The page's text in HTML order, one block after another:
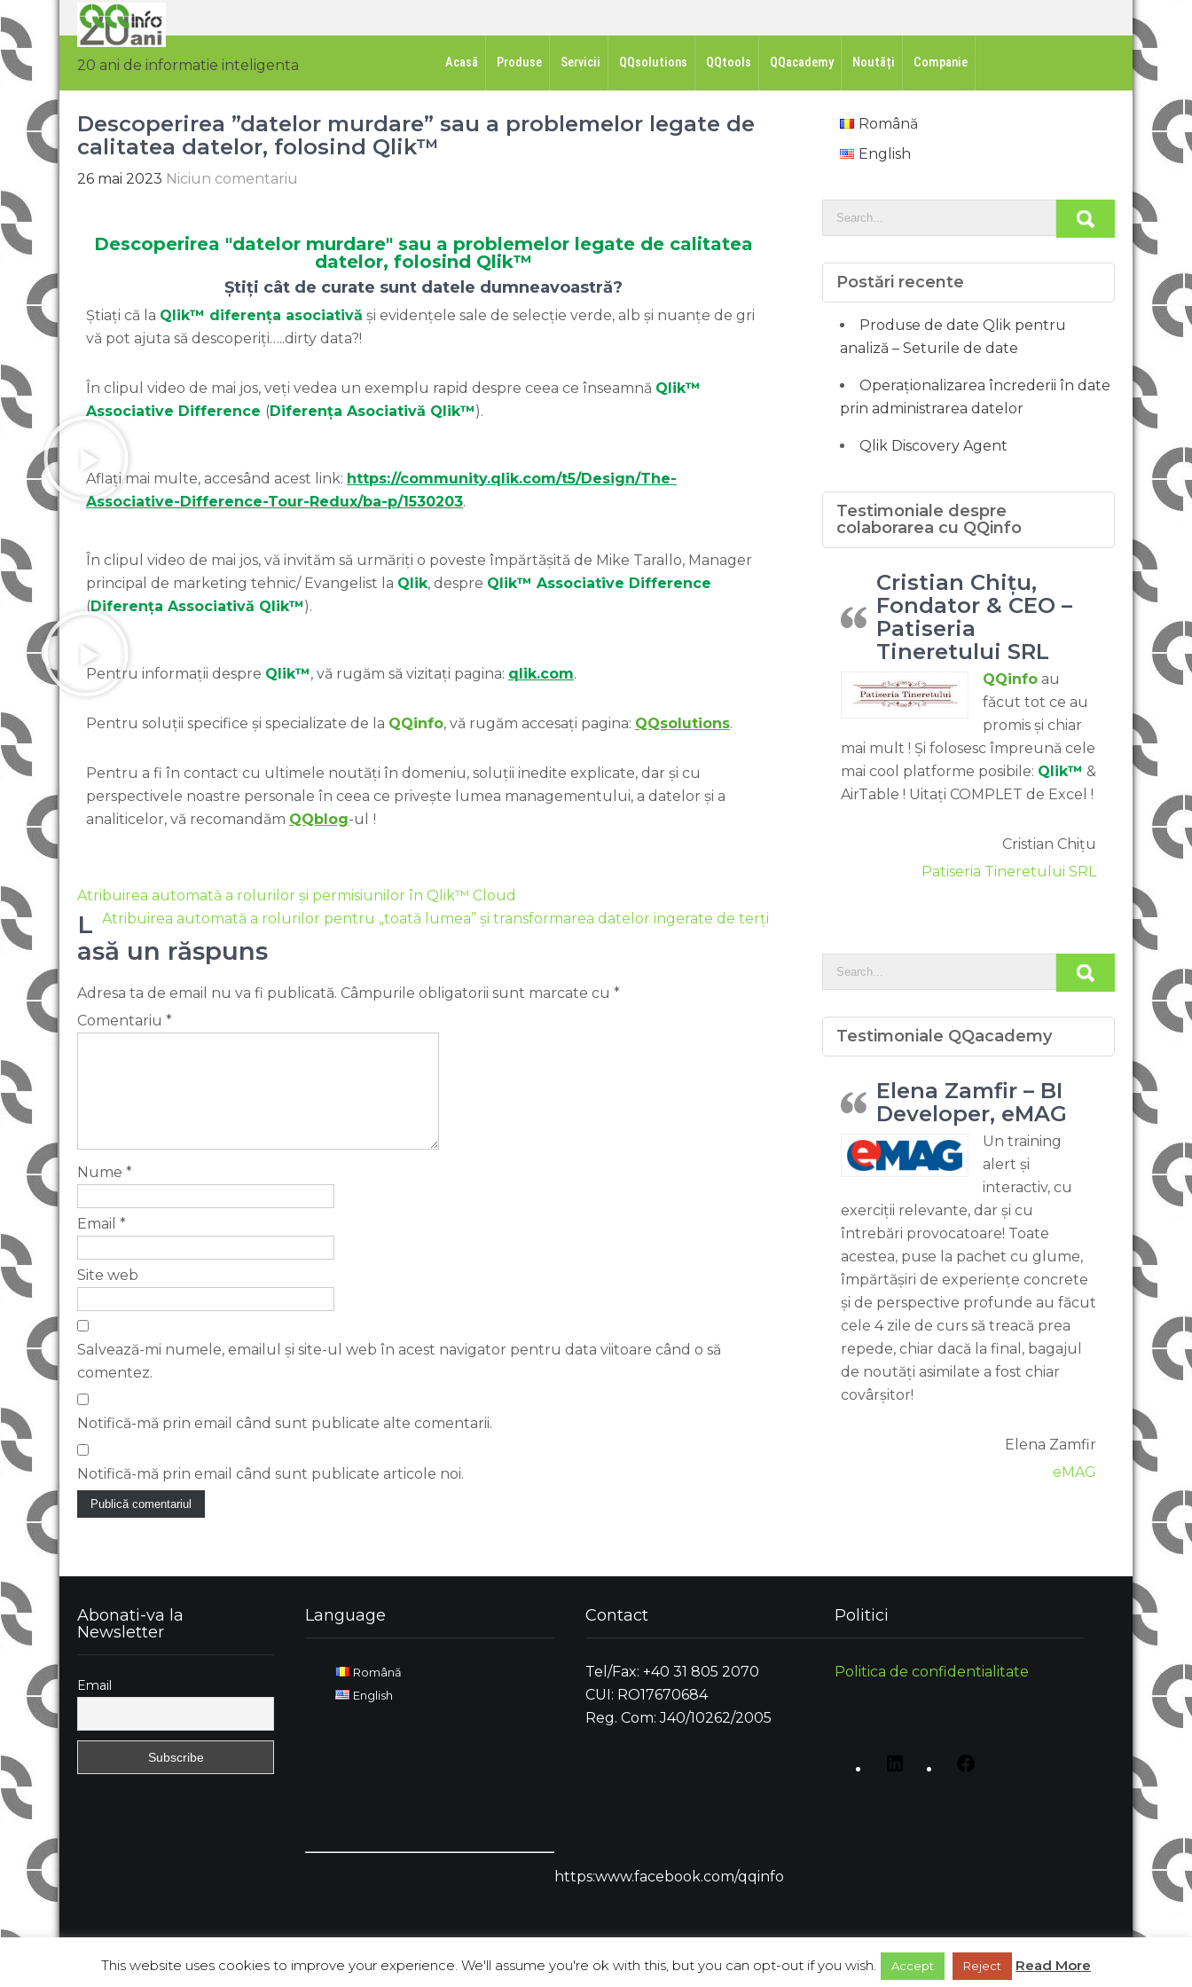
20 ani de informatie inteligenta Acasă Produse Servicii QQsolutions QQtools QQacademy Noutăți Companie
Descoperirea ”datelor murdare” sau a problemelor legate de
calitatea datelor, folosind Qlik™
26 mai 2023 Niciun comentariu
Descoperirea "datelor murdare" sau a problemelor legate de calitatea
datelor, folosind Qlik™
Știți cât de curate sunt datele dumneavoastră?
Știați că la Qlik™ diferența asociativă și evidențele sale de selecție verde, alb și nuanțe de gri
vă pot ajuta să descoperiți…..dirty data?!
În clipul video de mai jos, veți vedea un exemplu rapid despre ceea ce înseamnă Qlik™
Associative Difference (Diferența Asociativă Qlik™).
Aflați mai multe, accesând acest link: https://community.qlik.com/t5/Design/The-
Associative-Difference-Tour-Redux/ba-p/1530203.
În clipul video de mai jos, vă invităm să urmăriți o poveste împărtășită de Mike Tarallo, Manager
principal de marketing tehnic/ Evangelist la Qlik, despre Qlik™ Associative Difference
(Diferența Associativă Qlik™).
Pentru informații despre Qlik™, vă rugăm să vizitați pagina: qlik.com.
Pentru soluții specifice și specializate de la QQinfo, vă rugăm accesați pagina: QQsolutions.
Pentru a fi în contact cu ultimele noutăți în domeniu, soluții inedite explicate, dar și cu
perspectivele noastre personale în ceea ce privește lumea managementului, a datelor și a
analiticelor, vă recomandăm QQblog-ul !
Atribuirea automată a rolurilor și permisiunilor în Qlik™ Cloud
Atribuirea automată a rolurilor pentru „toată lumea” și transformarea datelor ingerate de terți
L
asă un răspuns
Adresa ta de email nu va fi publicată. Câmpurile obligatorii sunt marcate cu *
Comentariu *
Nume *
Email *
Site web
Salvează-mi numele, emailul și site-ul web în acest navigator pentru data viitoare când o să
comentez.
Notifică-mă prin email când sunt publicate alte comentarii.
Notifică-mă prin email când sunt publicate articole noi.
Română
English
Postări recente
Produse de date Qlik pentru
analiză – Seturile de date
Operaționalizarea încrederii în date
prin administrarea datelor
Qlik Discovery Agent
Testimoniale despre
colaborarea cu QQinfo
Cristian Chițu,
Fondator & CEO –
Patiseria
Tineretului SRL
QQinfo au
făcut tot ce au
promis și chiar
mai mult ! Și folosesc împreună cele
mai cool platforme posibile: Qlik™ &
AirTable ! Uitați COMPLET de Excel !
Cristian Chițu
Patiseria Tineretului SRL
Testimoniale QQacademy
Elena Zamfir – BI
Developer, eMAG
Un training
alert și
interactiv, cu
exerciții relevante, dar și cu
întrebări provocatoare! Toate
acestea, puse la pachet cu glume,
împărtășiri de experiențe concrete
și de perspective profunde au făcut
cele 4 zile de curs să treacă prea
repede, chiar dacă la final, bagajul
de noutăți asimilate a fost chiar
covârșitor!
Elena Zamfir
eMAG
Abonati-va la
Newsletter
Email
Language
Română
English
Contact
Tel/Fax: +40 31 805 2070
CUI: RO17670684
Reg. Com: J40/10262/2005
Politici
Politica de confidentialitate
https:www.facebook.com/qqinfo
QQinfo. All Rights Reserved Proudly Powered by WordPress
This website uses cookies to improve your experience. We'll assume you're ok with this, but you can opt-out if you wish. Accept Reject Read More